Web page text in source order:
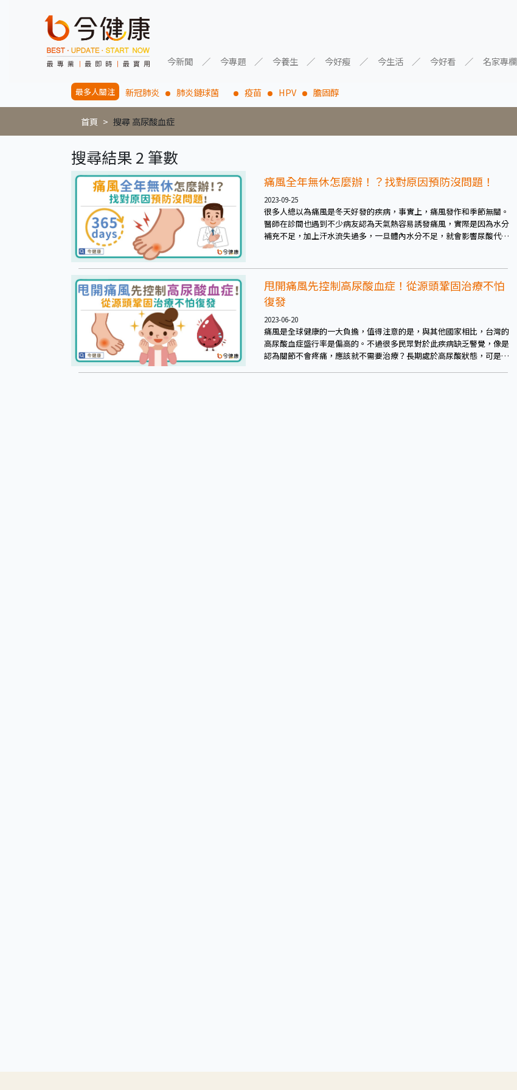
今新聞 今專題 今養生 今好瘦 今生活 今好看 名家專欄
最多人關注 新冠肺炎 肺炎鏈球菌 疫苗 HPV 膽固醇
首頁 搜尋 高尿酸血症
搜尋結果 2 筆數
痛風全年無休怎麼辦！？找對原因預防沒問題！
2023-09-25
很多人總以為痛風是冬天好發的疾病，事實上，痛風發作和季節無關。
醫師在診間也遇到不少病友認為天氣熱容易誘發痛風，實際是因為水分
補充不足，加上汗水流失過多，一旦體內水分不足，就會影響尿酸代
甩開痛風先控制高尿酸血症！從源頭鞏固治療不怕
復發
2023-06-20
痛風是全球健康的一大負擔，值得注意的是，與其他國家相比，台灣的
高尿酸血症盛行率是偏高的。不過很多民眾對於此疾病缺乏警覺，像是
認為關節不會疼痛，應該就不需要治療？長期處於高尿酸狀態，可是潛